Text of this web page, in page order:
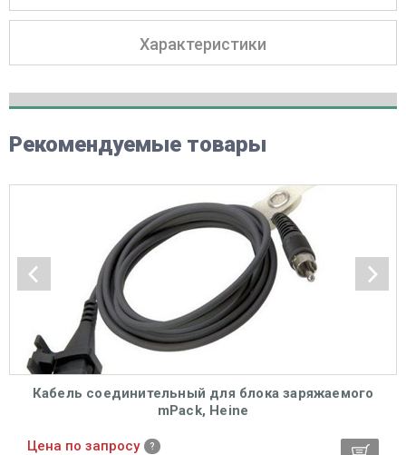
Характеристики
Рекомендуемые товары
Кабель соединительный для блока заряжаемого
mPack, Heine
Цена по запросу